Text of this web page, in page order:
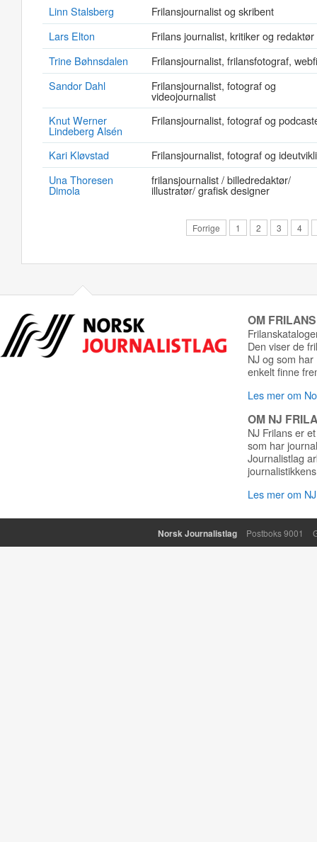
Linn Stalsberg
Frilansjournalist og skribent
Lars Elton
Frilans journalist, kritiker og redaktør
Trine Bøhnsdalen
Frilansjournalist, frilansfotograf,
Sandor Dahl
Frilansjournalist, fotograf og
videojournalist
Knut Werner
Lindeberg Alsén
Frilansjournalist, fotograf og
Kari Kløvstad
Frilansjournalist, fotograf og
Una Thoresen
Dimola
frilansjournalist / billedredaktør/
illustratør/ grafisk designer
Forrige 1 2 3 4
OM
Den viser de
NJ og som
enkelt finne
Les mer om
OM NJ
NJ Frilans er
som har
Journalistlag
Les mer om
Norsk Journalistlag Postboks 9001